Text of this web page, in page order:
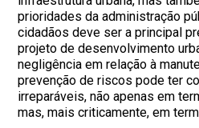
prioridades da administração
cidadãos deve ser a principal
projeto de desenvolvimento
negligência em relação à
prevenção de riscos pode ter
irreparáveis, não apenas em
mas, mais criticamente, em